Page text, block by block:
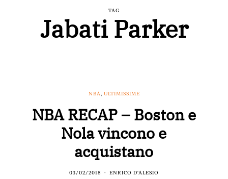
TAG
Jabati Parker
NBA, ULTIMISSIME
NBA RECAP – Boston e
Nola vincono e
acquistano
03/02/2018 ENRICO D'ALESIO